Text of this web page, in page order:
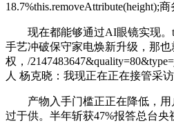
18.7%this.removeAttribute(height);
现在都能够通过AI眼镜实现。
手艺冲破保守家电焕新升级，那也
权，/
人 杨克晓：我现正在正在接管采访
产物入手门槛正正在降低，用户
过于供。半年斩获47%报答总台